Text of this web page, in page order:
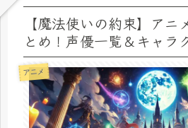
【魔法使いの約束】ア
とめ！声優一覧＆キャラ
アニメ